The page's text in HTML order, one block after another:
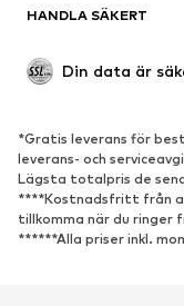
Upcycling
Sneakers
Pumps & högklackade
Sandaler
HANDLA SÄKERT
Din data är
*Gratis leverans för
leverans- och
Lägsta totalpris de
****Kostnadsfritt från
tillkomma när du ringer
******Alla priser inkl.